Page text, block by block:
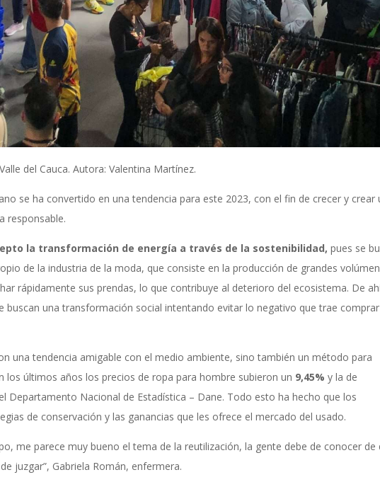
del Cauca. Autora: Valentina Martínez.
se ha convertido en una tendencia para este 2023, con el fin de crecer y crear
responsable.
la transformación de energía a través de la sostenibilidad, pues se
de la industria de la moda, que consiste en la producción de grandes
rápidamente sus prendas, lo que contribuye al deterioro del ecosistema. De
buscan una transformación social intentando evitar lo negativo que trae
una tendencia amigable con el medio ambiente, sino también un método para
los últimos años los precios de ropa para hombre subieron un 9,45% y la de
Departamento Nacional de Estadística – Dane. Todo esto ha hecho que los
de conservación y las ganancias que les ofrece el mercado del usado.
me parece muy bueno el tema de la reutilización, la gente debe de conocer de
juzgar”, Gabriela Román, enfermera.